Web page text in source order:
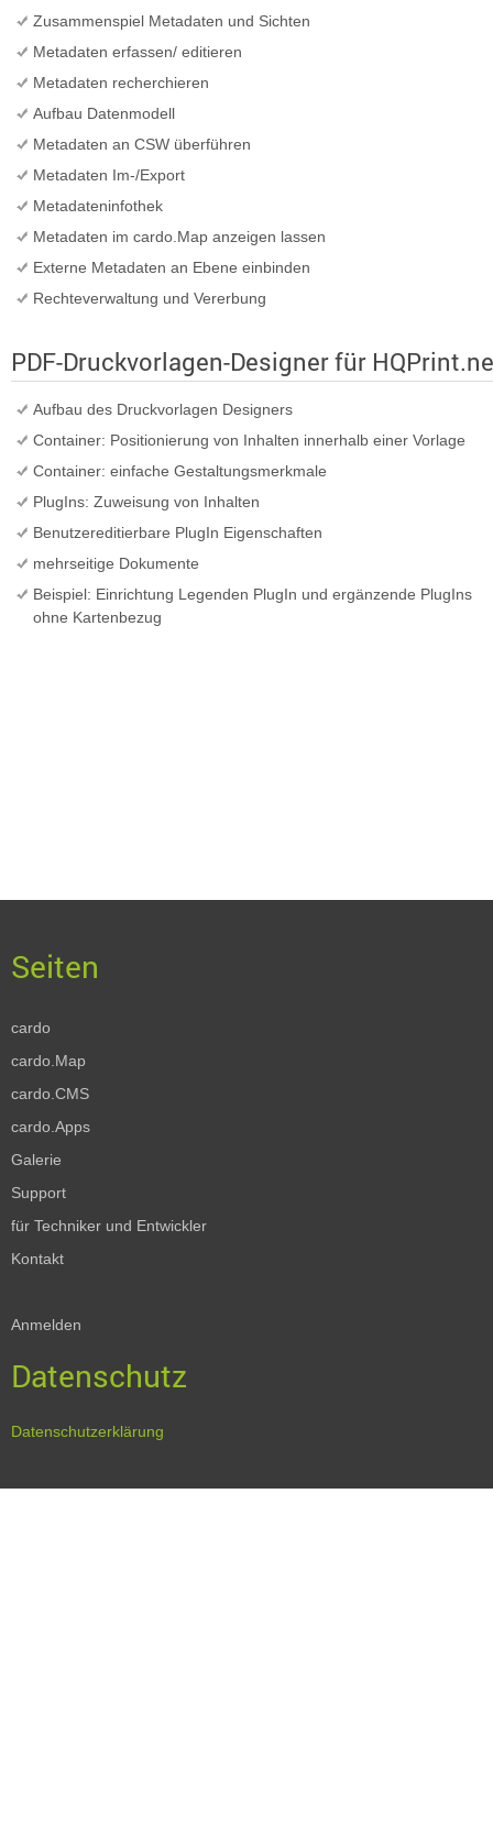
Zusammenspiel Metadaten und Sichten
Metadaten erfassen/ editieren
Metadaten recherchieren
Aufbau Datenmodell
Metadaten an CSW überführen
Metadaten Im-/Export
Metadateninfothek
Metadaten im cardo.Map anzeigen lassen
Externe Metadaten an Ebene einbinden
Rechteverwaltung und Vererbung
PDF-Druckvorlagen-Designer für
Aufbau des Druckvorlagen Designers
Container: Positionierung von Inhalten innerhalb einer Vorlage
Container: einfache Gestaltungsmerkmale
PlugIns: Zuweisung von Inhalten
Benutzereditierbare PlugIn Eigenschaften
mehrseitige Dokumente
Beispiel: Einrichtung Legenden PlugIn und ergänzende PlugIns
ohne Kartenbezug
cardo
cardo.Map
cardo.CMS
cardo.Apps
Galerie
Support
für Techniker und Entwickler
Kontakt
Anmelden
Datenschutz
Datenschutzerklärung